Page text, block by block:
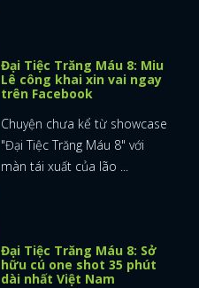
Đại Tiệc Trăng Máu 8: Miu
Lê công khai xin vai ngay
trên Facebook
Chuyện chưa kể từ showcase
"Đại Tiệc Trăng Máu 8" với
màn tái xuất của lão ...
Đại Tiệc Trăng Máu 8: Sở
hữu cú one shot 35 phút
dài nhất Việt Nam